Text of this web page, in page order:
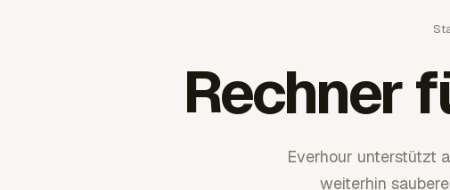
Rechner
Everhour unterstützt
weiterhin